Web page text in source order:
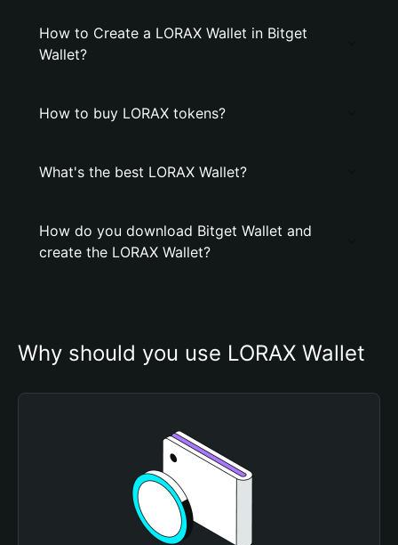
How to Create a LORAX Wallet in Bitget
Wallet?
How to buy LORAX tokens?
What's the best LORAX Wallet?
How do you download Bitget Wallet and
create the LORAX Wallet?
Why should you use LORAX Wallet